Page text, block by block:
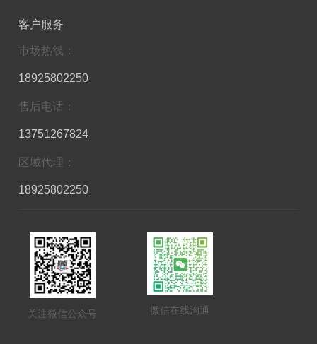
客户服务
市场热线：
18925802250
售后电话：
13751267824
区域代理：
18925802250
关注微信公众号 微信在线沟通